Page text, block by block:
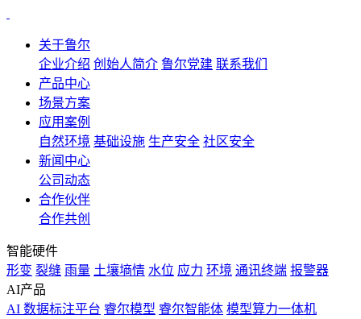
关于鲁尔
企业介绍 创始人简介 鲁尔党建 联系我们
产品中心
场景方案
应用案例
自然环境 基础设施 生产安全 社区安全
新闻中心
公司动态
合作伙伴
合作共创
智能硬件
形变 裂缝 雨量 土壤墒情 水位 应力 环境 通讯终端 报警器
AI产品
AI 数据标注平台 睿尔模型 睿尔智能体 模型算力一体机